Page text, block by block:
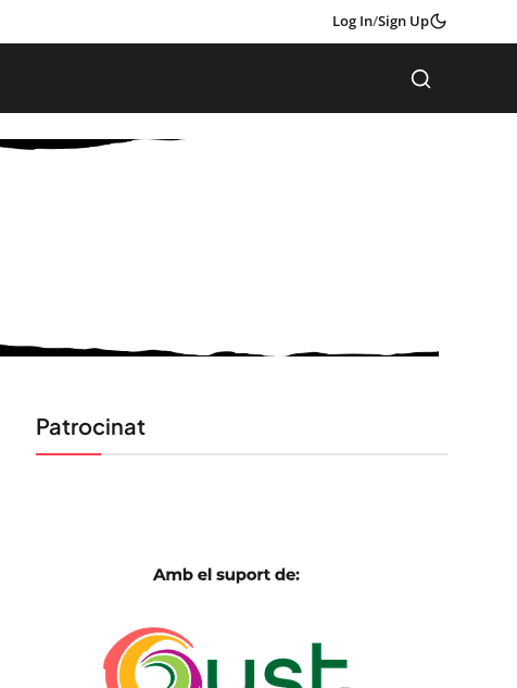
Log In/Sign Up
Patrocinat